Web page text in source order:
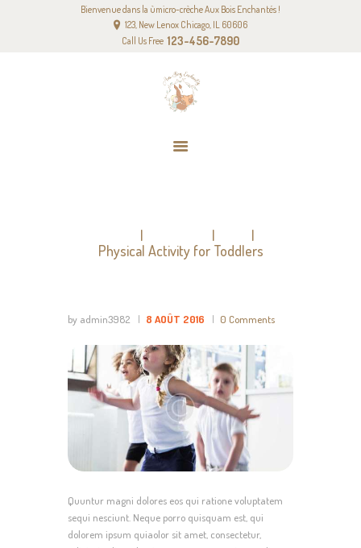
Bienvenue dans la ùmicro-crèche Aux Bois Enchantés !
123, New Lenox Chicago, IL 60606
Call Us Free 123-456-7890
Physical Activity for Toddlers
ACCUEIL
NOTRE PROJET PÉDAGOGIQUE
by admin3982 8 AOÛT 2016 0 Comments
Quuntur magni dolores eos qui ratione voluptatem
sequi nesciunt. Neque porro quisquam est, qui
dolorem ipsum quiaolor sit amet, consectetur,